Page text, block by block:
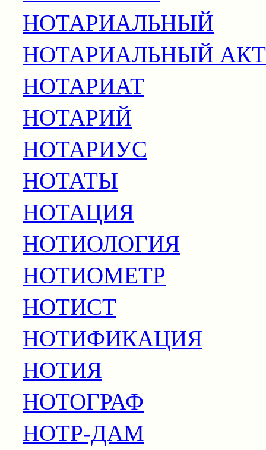
НОТАРИАЛЬНЫЙ
НОТАРИАЛЬНЫЙ АКТ
НОТАРИАТ
НОТАРИЙ
НОТАРИУС
НОТАТЫ
НОТАЦИЯ
НОТИОЛОГИЯ
НОТИОМЕТР
НОТИСТ
НОТИФИКАЦИЯ
НОТИЯ
НОТОГРАФ
НОТР-ДАМ